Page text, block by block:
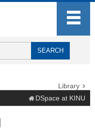
Library
DSpace at KINU